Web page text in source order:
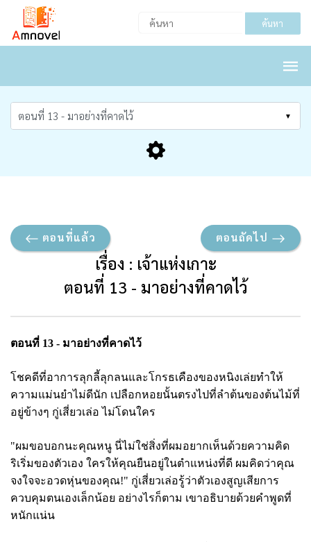
ค้นหา
ตอนที่แล้ว ตอนถัดไป
เรื่อง : เจ้าแห่งเกาะ
ตอนที่ 13 - มาอย่างที่คาดไว้
ตอนที่ 13 - มาอย่างที่คาดไว้
โชคดีที่อาการลุกลี้ลุกลนและโกรธเคืองของหนิงเล่ยทำให้
ความแม่นยำไม่ดีนัก เปลือกหอยนั้นตรงไปที่ลำต้นของต้นไม้ที่
อยู่ข้างๆ กู่เสี่ยวเล่อ ไม่โดนใคร
"ผมขอบอกนะคุณหนู นี่ไม่ใช่สิ่งที่ผมอยากเห็นด้วยความคิด
ริเริ่มของตัวเอง ใครให้คุณยืนอยู่ในตำแหน่งที่ดี ผมคิดว่าคุณ
จงใจจะอวดหุ่นของคุณ!" กู่เสี่ยวเล่อรู้ว่าตัวเองสูญเสียการ
ควบคุมตนเองเล็กน้อย อย่างไรก็ตาม เขาอธิบายด้วยคำพูดที่
หนักแน่น